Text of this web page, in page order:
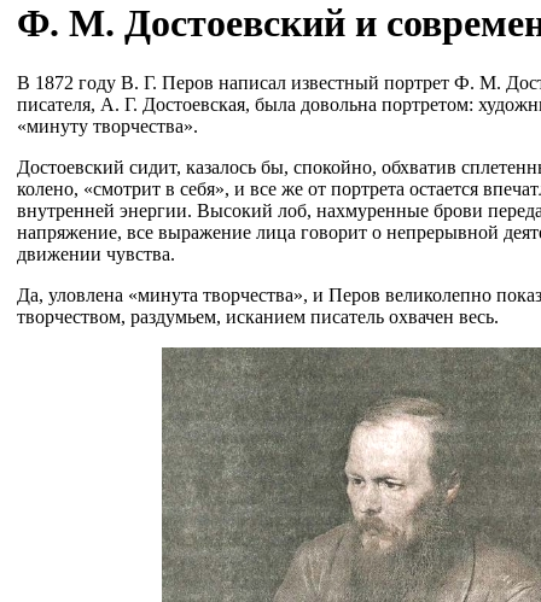
Ф. М. Достоевский и
В 1872 году В. Г. Перов написал известный портрет Ф. М.
писателя, А. Г. Достоевская, была довольна портретом:
«минуту творчества».
Достоевский сидит, казалось бы, спокойно, обхватив
колено, «смотрит в себя», и все же от портрета остается
внутренней энергии. Высокий лоб, нахмуренные брови
напряжение, все выражение лица говорит о непрерывной
движении чувства.
Да, уловлена «минута творчества», и Перов великолепно
творчеством, раздумьем, исканием писатель охвачен весь.